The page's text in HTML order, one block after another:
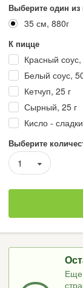
Выберите один из
35 см, 880г
К пицце
Красный соус,
Белый соус,
Кетчуп, 25 г
Сырный, 25 г
Кисло -
Выберите
1
Еще